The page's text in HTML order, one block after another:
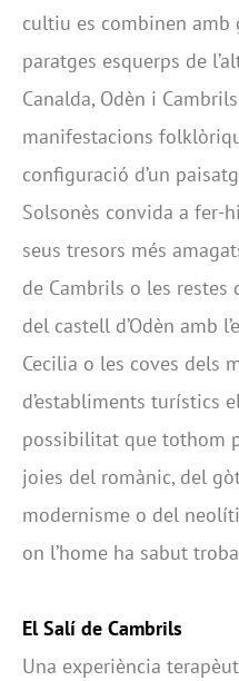
cultiu es combinen amb
paratges esquerps de
Canalda, Odèn i
manifestacions
configuració d’un
Solsonès convida a fer-
seus tresors més
de Cambrils o les restes
del castell d’Odèn amb
Cecilia o les coves dels
d’establiments turístics
possibilitat que tothom
joies del romànic, del
modernisme o del
on l’home ha sabut
El Salí de Cambrils
Una experiència